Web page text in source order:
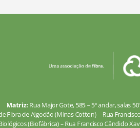
Matriz: Rua Major Gote, 585 – 5º andar, salas
Fibra de Algodão (Minas Cotton) – Rua
(Biofábrica) – Rua Francisco Cândido